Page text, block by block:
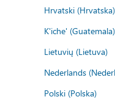
Hrvatski (Hrvatska)
K'iche' (Guatemala)
Lietuvių (Lietuva)
Nederlands
Polski (Polska)